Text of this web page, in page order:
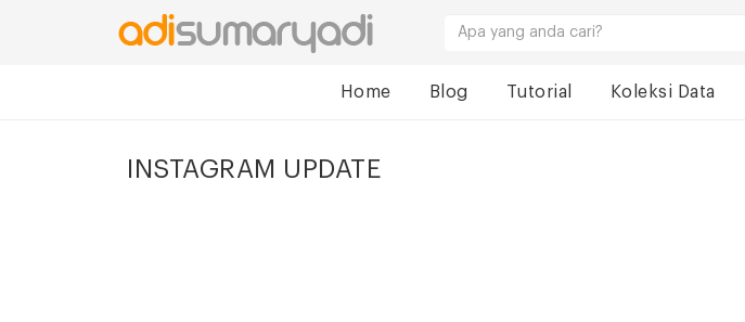
Home Blog Tutorial Koleksi Data
INSTAGRAM UPDATE